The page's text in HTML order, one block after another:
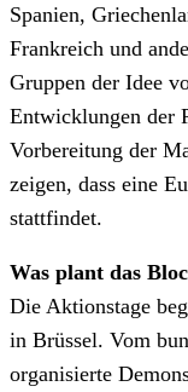
Spanien,
Frankreich und
Gruppen der Idee
Entwicklungen der
Vorbereitung der
zeigen, dass eine
stattfindet.
Was plant das
Die Aktionstage
in Brüssel. Vom
organisierte